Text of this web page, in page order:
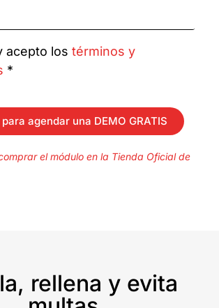
acepto los términos y
*
agendar una DEMO GRATIS
el módulo en la Tienda Oficial de
rellena y evita